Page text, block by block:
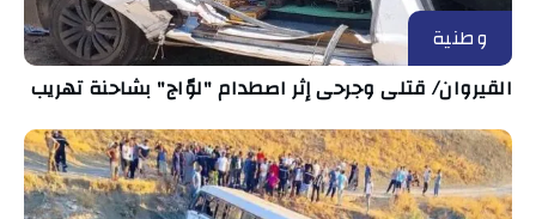
وطنية
القيروان/ قتلى وجرحى إثر اصطدام "لوّاج" بشاحنة تهريب